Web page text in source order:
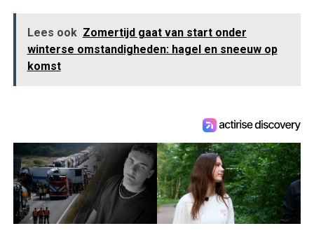
Lees ook Zomertijd gaat van start onder
winterse omstandigheden: hagel en sneeuw op
komst